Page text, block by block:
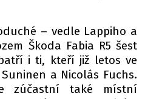
– vedle Lappiho a
Škoda Fabia R5 šest
i ti, kteří již letos ve
a Nicolás Fuchs.
zúčastní také místní